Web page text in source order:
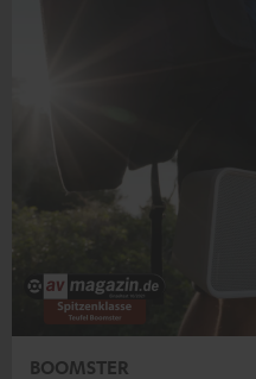
BOOMSTER